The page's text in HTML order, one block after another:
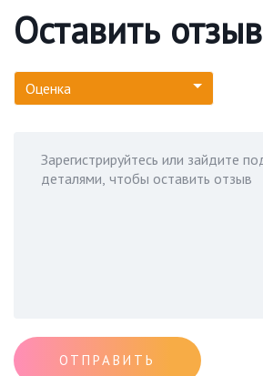
Оставить отзыв
Оценка
ОТПРАВИТЬ